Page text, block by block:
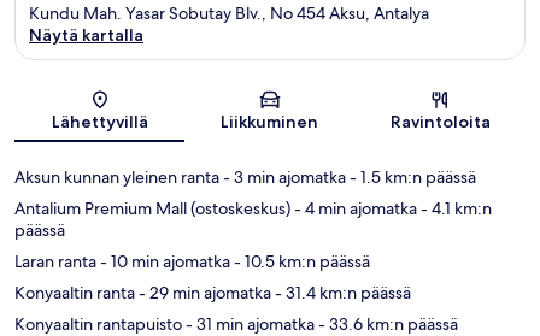
Kartta
Kundu Mah. Yasar Sobutay Blv., No 454 Aksu, Antalya
Näytä kartalla
Lähettyvillä Liikkuminen Ravintoloita
Aksun kunnan yleinen ranta- 3 min ajomatka- 1.5 km:n päässä
Antalium Premium Mall (ostoskeskus)- 4 min ajomatka- 4.1 km:n
päässä
Laran ranta- 10 min ajomatka- 10.5 km:n päässä
Konyaaltin ranta- 29 min ajomatka- 31.4 km:n päässä
Konyaaltin rantapuisto- 31 min ajomatka- 33.6 km:n päässä